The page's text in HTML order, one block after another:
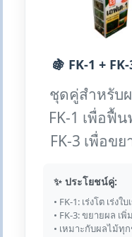
🍇 FK-1 +
ชุดคู่สำหรับ
FK-1 เพื่อฟื้
FK-3 เพื่อข
✨ ประโยชน์คู่:
• FK-1: เร่งโต เร่งใ
• FK-3: ขยายผล เ
• เหมาะกับผลไม้ทุ